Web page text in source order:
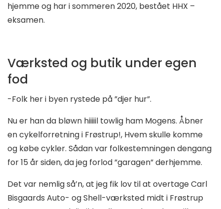
hjemme og har i sommeren 2020, bestået HHX –
eksamen.
Værksted og butik under egen
fod
-Folk her i byen rystede på ”djer hur”.
Nu er han da bløwn hiiiiil towlig ham Mogens. Åbner
en cykelforretning i Frøstrup!, Hvem skulle komme
og købe cykler. Sådan var folkestemningen dengang
for 15 år siden, da jeg forlod ”garagen” derhjemme.
Det var nemlig så’n, at jeg fik lov til at overtage Carl
Bisgaards Auto- og Shell-værksted midt i Frøstrup